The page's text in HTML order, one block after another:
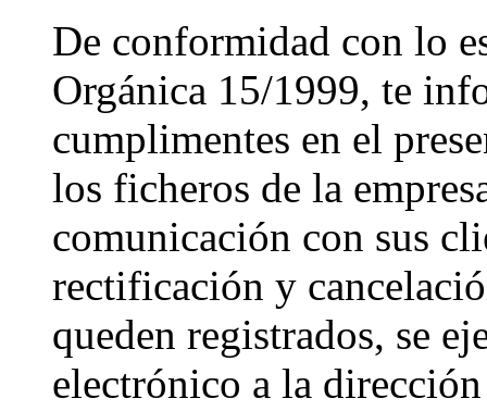
De conformidad con lo
Orgánica 15/1999, te
cumplimentes en el
los ficheros de la
comunicación con sus
rectificación y
queden registrados, se
electrónico a la